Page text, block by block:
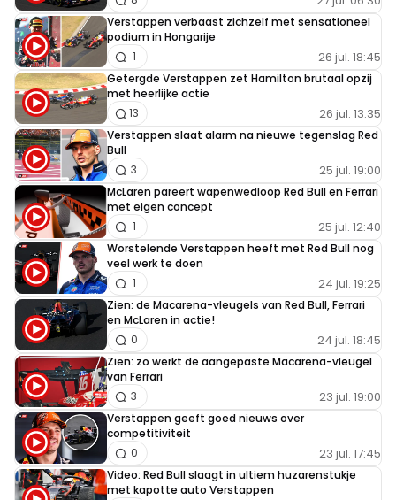
zat te klagen
Nealz
17 december 2021 17:39
En dan te weten dat ik bij de terugkeer van Alonso in het
F1-circus ik behoorlijk skeptisch was. Man, wat heb je me
ongelijk gegeven!!
Meepraten? Dat kan! Je hoeft je alleen maar aan te
melden met een RN365-account.
INLOGGEN
Verstappen verbaast zichzelf met sensationeel
podium in Hongarije
26 jul. 18:45
1
Getergde Verstappen zet Hamilton brutaal opzij
met heerlijke actie
26 jul. 13:35
13
Verstappen slaat alarm na nieuwe tegenslag Red
Bull
25 jul. 19:00
3
McLaren pareert wapenwedloop Red Bull en Ferrari
met eigen concept
25 jul. 12:40
1
Worstelende Verstappen heeft met Red Bull nog
veel werk te doen
24 jul. 19:25
1
Zien: de Macarena-vleugels van Red Bull, Ferrari
en McLaren in actie!
24 jul. 18:45
0
Zien: zo werkt de aangepaste Macarena-vleugel
van Ferrari
23 jul. 19:00
3
Verstappen geeft goed nieuws over
competitiviteit
23 jul. 17:45
0
Video: Red Bull slaagt in ultiem huzarenstukje
met kapotte auto Verstappen